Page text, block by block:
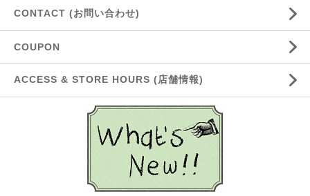
CONTACT (お問い合わせ)
COUPON
ACCESS & STORE HOURS (店舗情報)